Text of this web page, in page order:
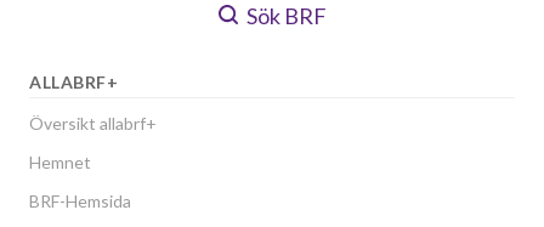
Sök BRF
ALLABRF+
Översikt allabrf+
Hemnet
BRF-Hemsida